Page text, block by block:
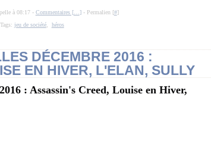
à 08:17 - Commentaires [… ]- Permalien [#]
Tags: jeu de société, héros
DÉCEMBRE 2016 :
EN HIVER, L'ELAN, SULLY